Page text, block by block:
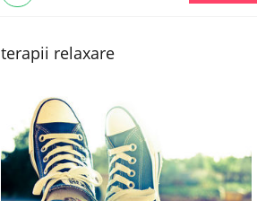
terapii relaxare